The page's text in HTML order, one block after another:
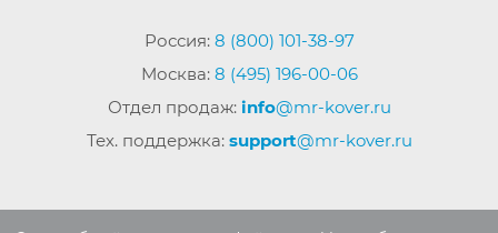
Россия: 8 (800) 101-38-97
Москва: 8 (495) 196-00-06
Отдел продаж: info@mr-kover.ru
Тех. поддержка: support@mr-kover.ru